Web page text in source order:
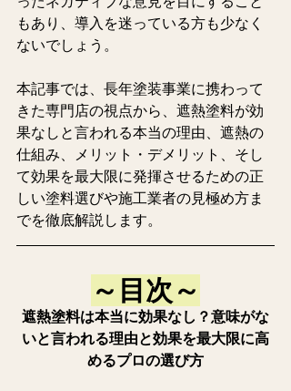
もあり、導入を迷っている方も少なく
ないでしょう。
本記事では、長年塗装事業に携わって
きた専門店の視点から、遮熱塗料が効
果なしと言われる本当の理由、遮熱の
仕組み、メリット・デメリット、そし
て効果を最大限に発揮させるための正
しい塗料選びや施工業者の見極め方ま
でを徹底解説します。
～目次～
遮熱塗料は本当に効果なし？意味がな
いと言われる理由と効果を最大限に高
めるプロの選び方